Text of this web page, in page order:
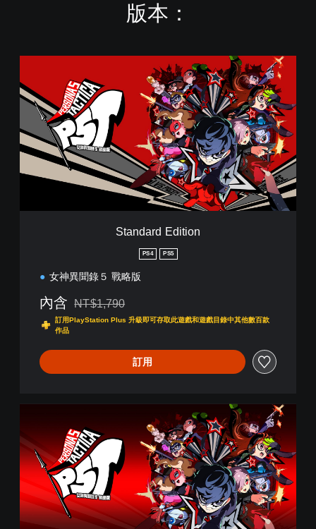
版本：
a
n
a
r
d
t
Standard Edition
PS4 PS5
女神異聞錄５ 戰略版
內含 折扣前原價為NT$1,790
NT$1,790
訂用PlayStation Plus 升級即可存取此遊戲和遊戲目錄中其他數百款
作品
訂用
g
i
t
D
e